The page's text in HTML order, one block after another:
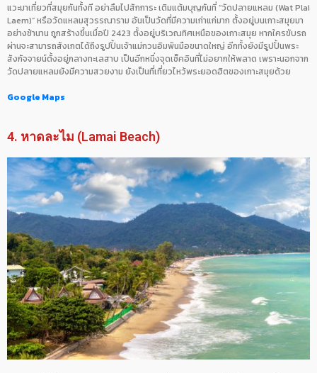
แวะมาเที่ยวที่สมุยกันทั้งที อย่าลืมไปสักการะ เติมแต้มบุญกันที่ “วัดปลายแหลม (Wat Plai
Laem)” หรือวัดแหลมสุวรรณาราม อันเป็นวัดที่มีความเก่าแก่มาก ตั้งอยู่บนเกาะสมุยมา
อย่างช้านาน ถูกสร้างขึ้นเมื่อปี 2423 ตั้งอยู่บริเวณทิศเหนือของเกาะสมุย หากใครขับรถ
ผ่านจะสามารถสังเกตได้ถึงรูปปั้นเจ้าแม่กวนอิมพันมือขนาดใหญ่ อีกทั้งยังมีรูปปั้นพระ
สังกัจจายน์ตั้งอยู่กลางทะเลสาบ เป็นอีกหนึ่งจุดเช็คอินที่ไม่อยากให้พลาด เพราะนอกจาก
วัดปลายแหลมยังมีความสวยงาม ยังเป็นที่เที่ยวไหว้พระยอดฮิตของเกาะสมุยด้วย
Google Maps
4. หาดละไม (Lamai Beach)